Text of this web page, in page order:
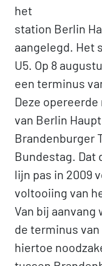
het
station Berlin
aangelegd. Het
U5. Op 8
een terminus
Deze
van Berlin
Brandenburger
Bundestag. Dat
lijn pas in 2009
voltooiing van
Van bij
de terminus
hiertoe